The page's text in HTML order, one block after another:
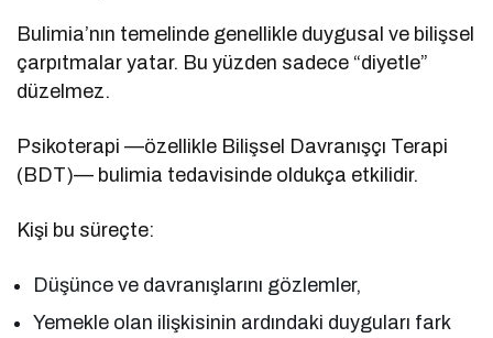
Bulimia’nın temelinde genellikle duygusal ve bilişsel
çarpıtmalar yatar. Bu yüzden sadece “diyetle”
düzelmez.
Psikoterapi —özellikle Bilişsel Davranışçı Terapi
(BDT)— bulimia tedavisinde oldukça etkilidir.
Kişi bu süreçte:
Düşünce ve davranışlarını gözlemler,
Yemekle olan ilişkisinin ardındaki duyguları fark